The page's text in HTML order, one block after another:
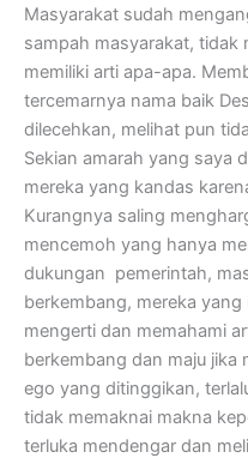
Masyarakat sudah
sampah masyarakat, tidak
memiliki arti apa-apa.
tercemarnya nama baik
dilecehkan, melihat pun
Sekian amarah yang saya
mereka yang kandas
Kurangnya saling
mencemoh yang hanya
dukungan pemerintah,
berkembang, mereka
mengerti dan memahami
berkembang dan maju jika
ego yang ditinggikan,
tidak memaknai makna
terluka mendengar dan